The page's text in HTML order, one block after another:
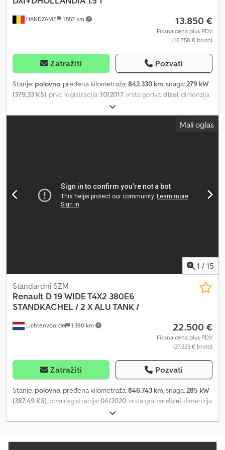
HANDZAME 1.557 km 13.850 €
Fiksna cena plus PDV
(16.758 € bruto)
Zatražiti Pozvati
Stanje: polovno, pređena kilometraža:842.330 km, snaga:279 kW
(379,33 KS), prva registracija:10/2017, vrsta goriva:dizel, dimenzija
, konfiguracija osovina:
rastojanje:5.400 mm, gorivo:dizel, kočnice:intarder, boja:bela,
, suspencija:
Utovarna platforma: D HOLLANDIA, klapna sa mogućnošću
podilaženja = Dodatne opcije i oprema = Crodpfx Ajwfd Naop Ief -
Mali oglas
1 / 15
Lichtenvoorde 1.390 km
Standardni SZM
Renault D 19 WIDE T4X2 380E6
STANDKACHEL / 2 X ALU TANK /
22.500 €
Fiksna cena plus PDV
(27.225 € bruto)
Zatražiti Pozvati
Stanje: polovno, pređena kilometraža:846.743 km, snaga:285 kW
(387,49 KS), prva registracija:04/2020, vrsta goriva:dizel, dimenzija
, konfiguracija osovina:
rastojanje:3.900 mm, gorivo:dizel, kapacitet rezervoara za gorivo:
automatski, broj stepeni prenosa:12, emisioni razred:Euro 6,